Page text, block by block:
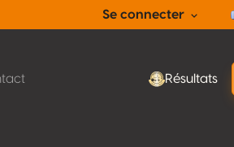
Se connecter
Résultats